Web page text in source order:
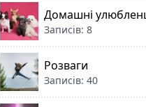
Домашні
Записів: 8
Розваги
Записів: 40